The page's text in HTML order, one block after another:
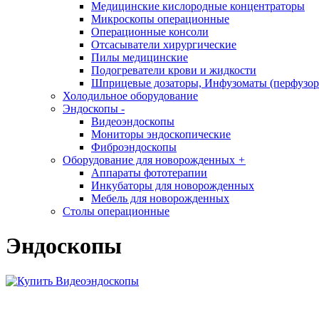
Медицинские кислородные концентраторы
Микроскопы операционные
Операционные консоли
Отсасыватели хирургические
Пилы медицинские
Подогреватели крови и жидкости
Шприцевые дозаторы, Инфузоматы
Холодильное оборудование
Эндоскопы -
Видеоэндоскопы
Мониторы эндоскопические
Фиброэндоскопы
Оборудование для новорожденных +
Аппараты фототерапии
Инкубаторы для новорожденных
Мебель для новорожденных
Столы операционные
Эндоскопы